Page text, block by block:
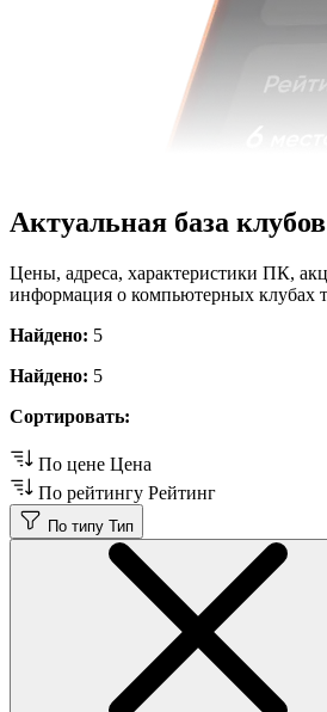
Актуальная база клубов
Цены, адреса, характеристики ПК,
информация о компьютерных клубах
Найдено: 5
Найдено: 5
Сортировать:
По цене Цена
По рейтингу Рейтинг
По типу Тип